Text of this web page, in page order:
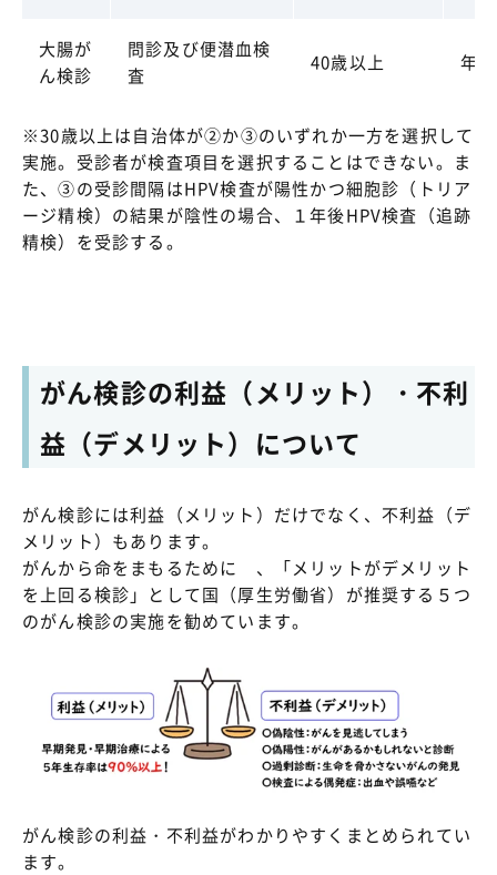
大腸が
ん検診
問診及び便潜血検
査
40歳以上 年1
※30歳以上は自治体が②か③のいずれか一方を選択して
実施。受診者が検査項目を選択することはできない。ま
た、③の受診間隔はHPV検査が陽性かつ細胞診（トリア
ージ精検）の結果が陰性の場合、１年後HPV検査（追跡
精検）を受診する。
がん検診の利益（メリット）・不利
益（デメリット）について
がん検診には利益（メリット）だけでなく、不利益（デ
メリット）もあります。
がんから命をまもるために 、「メリットがデメリット
を上回る検診」として国（厚生労働省）が推奨する５つ
のがん検診の実施を勧めています。
がん検診の利益・不利益がわかりやすくまとめられてい
ます。